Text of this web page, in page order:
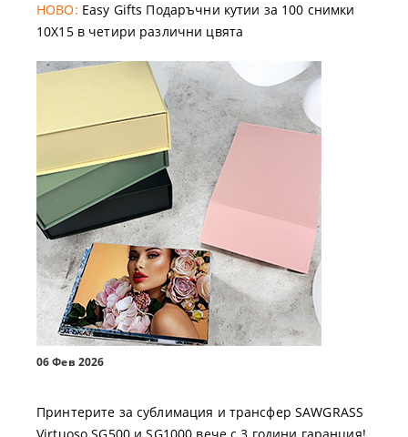
НОВО: Easy Gifts Подаръчни кутии за 100 снимки
10X15 в четири различни цвята
06 Фев 2026
Принтерите за сублимация и трансфер SAWGRASS